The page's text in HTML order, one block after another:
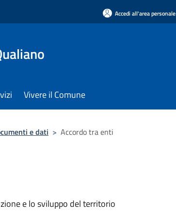
Accedi all'area personale
Vivere il Comune
e dati > Accordo tra enti
e lo sviluppo del territorio